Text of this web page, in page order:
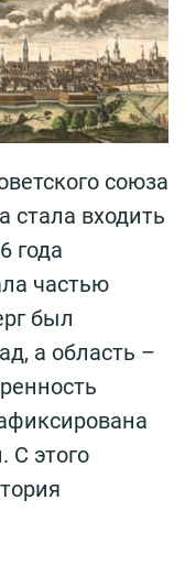
союза
стала входить
года
частью
был
а область –
С этого